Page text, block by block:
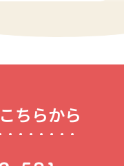
ちらから